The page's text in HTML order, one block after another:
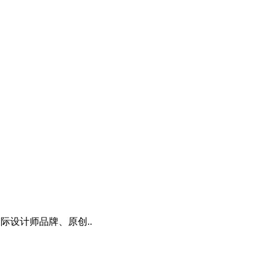
设计师品牌、原创..